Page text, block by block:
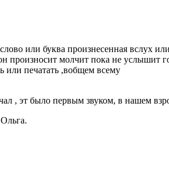
или буква произнесенная вслух
произносит молчит пока не услышит
или печатать ,вобщем всему
, эт было первым звуком, в нашем